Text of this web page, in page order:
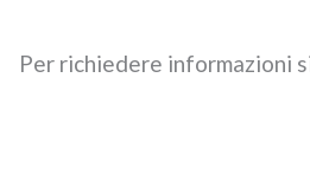
Per richiedere informazioni